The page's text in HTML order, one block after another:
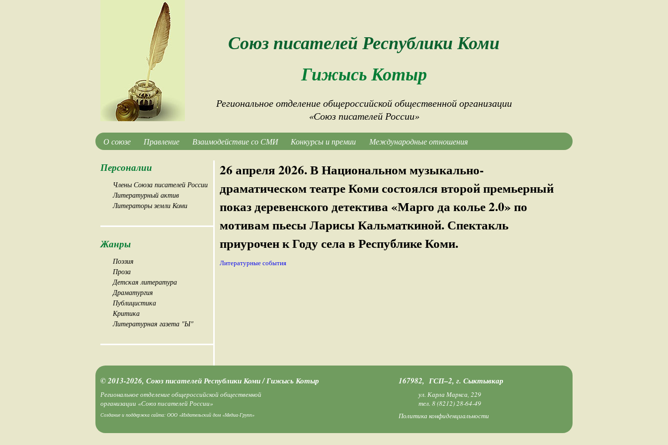
Союз писателей Республики Коми
Гижысь Котыр
Региональное отделение общероссийской общественной организации
«Союз писателей России»
О союзе Правление Взаимодействие со СМИ Конкурсы и премии Международные отношения
Персоналии
Члены Союза писателей России
Литературный актив
Литераторы земли Коми
Жанры
Поэзия
Проза
Детская литература
Драматургия
Публицистика
Критика
Литературная газета "Ы"
26 апреля 2026. В Национальном музыкально-
драматическом театре Коми состоялся второй премьерный
показ деревенского детектива «Марго да колье 2.0» по
мотивам пьесы Ларисы Кальматкиной. Спектакль
приурочен к Году села в Республике Коми.
Литературные события
© 2013-2026, Союз писателей Республики Коми / Гижысь Котыр
Региональное отделение общероссийской общественной
организации «Союз писателей России»
Создание и поддержка сайта: ООО «Издательский дом «Медиа-Групп»
167982, ГСП–2, г. Сыктывкар
ул. Карла Маркса, 229
тел. 8 (8212) 28-64-49
Политика конфиденциальности